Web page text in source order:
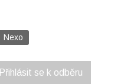
Nexo
Přihlásit se k odběru